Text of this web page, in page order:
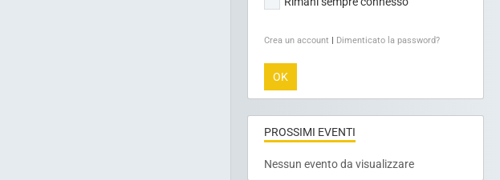
Rimani sempre connesso
Crea un account
OK
PROSSIMI EVENTI